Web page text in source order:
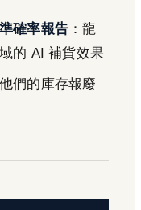
確率報告 ：龍
的 AI 補貨效果
們的庫存報廢